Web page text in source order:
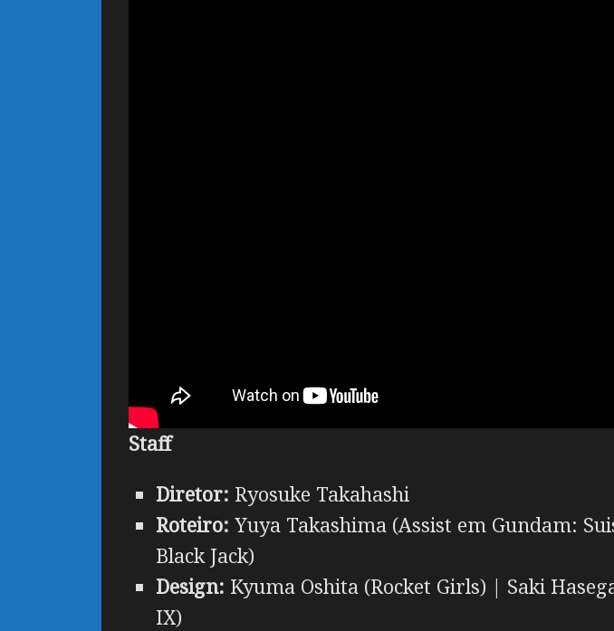
Staff
Diretor: Ryosuke Takahashi
Roteiro: Yuya Takashima (Assist em Gundam:
Black Jack)
Design: Kyuma Oshita (Rocket Girls) | Saki
IX)